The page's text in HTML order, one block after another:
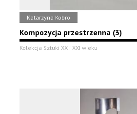
Katarzyna Kobro
Kompozycja przestrzenna (3)
Kolekcja Sztuki XX i XXI wieku